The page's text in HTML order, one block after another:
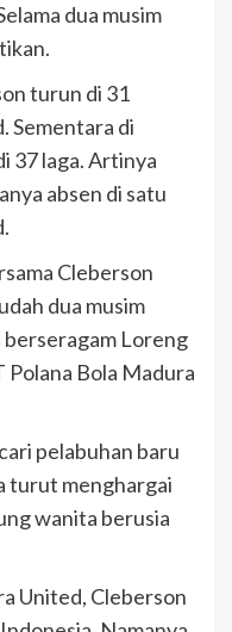
dua musim
turun di 31
Sementara di
37 laga. Artinya
absen di satu
Cleberson
dua musim
berseragam Loreng
Polana Bola Madura
pelabuhan baru
turut menghargai
wanita berusia
United, Cleberson